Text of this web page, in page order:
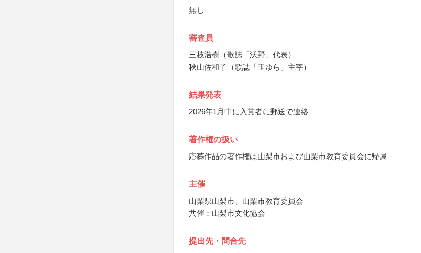
無し
審査員
三枝浩樹（歌誌「沃野」代表）
秋山佐和子（歌誌「玉ゆら」主宰）
結果発表
2026年1月中に入賞者に郵送で連絡
著作権の扱い
応募作品の著作権は山梨市および山梨市教育委員会に帰属
主催
山梨県山梨市、山梨市教育委員会
共催：山梨市文化協会
提出先・問合先